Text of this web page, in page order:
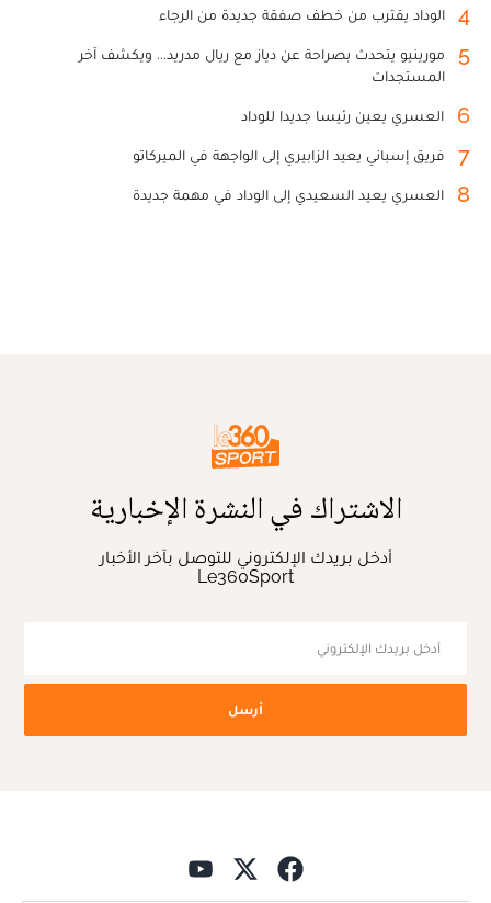
4 الوداد يقترب من خطف صفقة جديدة من الرجاء
5
مورينيو يتحدث بصراحة عن دياز مع ريال مدريد... ويكشف آخر
المستجدات
6 العسري يعين رئيسا جديدا للوداد
7 فريق إسباني يعيد الزابيري إلى الواجهة في الميركاتو
8 العسري يعيد السعيدي إلى الوداد في مهمة جديدة
الاشتراك في النشرة الإخبارية
أدخل بريدك الإلكتروني للتوصل بآخر الأخبار
Le360Sport
أرسل